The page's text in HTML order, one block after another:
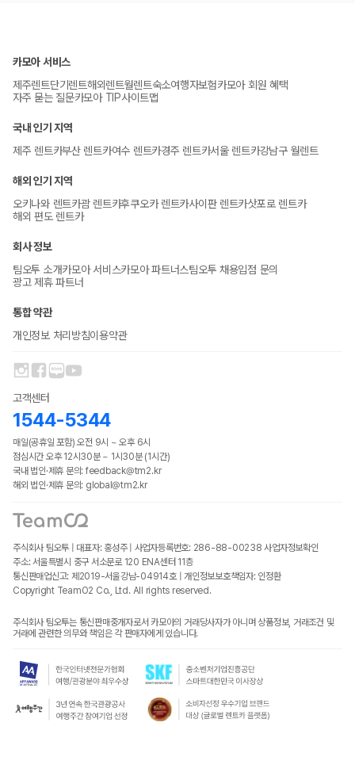
카모아 서비스
제주렌트단기렌트해외렌트월렌트숙소여행자보험카모아 회원 혜택
자주 묻는 질문카모아 TIP사이트맵
국내 인기 지역
제주 렌트카부산 렌트카여수 렌트카경주 렌트카서울 렌트카강남구 월렌트
해외 인기 지역
오키나와 렌트카괌 렌트카후쿠오카 렌트카사이판 렌트카삿포로 렌트카
해외 편도 렌트카
회사 정보
팀오투 소개카모아 서비스카모아 파트너스팀오투 채용입점 문의
광고 제휴 파트너
통합 약관
개인정보 처리방침이용약관
고객센터
1544-5344
매일(공휴일 포함) 오전 9시 ~ 오후 6시
점심시간 오후 12시30분 ~ 1시30분 (1시간)
국내 법인·제휴 문의: feedback@tm2.kr
해외 법인·제휴 문의: global@tm2.kr
주식회사 팀오투 | 대표자: 홍성주 | 사업자등록번호: 286-88-00238 사업자정보확인
주소: 서울특별시 중구 서소문로 120 ENA센터 11층
통신판매업신고: 제2019-서울강남-04914호 | 개인정보보호책임자: 인정환
Copyright TeamO2 Co., Ltd. All rights reserved.
주식회사 팀오투는 통신판매중개자로서 카모아의 거래당사자가 아니며 상품정보, 거래조건 및
거래에 관련한 의무와 책임은 각 판매자에게 있습니다.